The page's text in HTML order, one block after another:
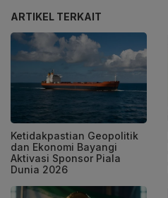
ARTIKEL TERKAIT
Ketidakpastian Geopolitik
dan Ekonomi Bayangi
Aktivasi Sponsor Piala
Dunia 2026